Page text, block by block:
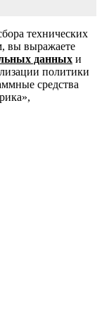
технических
вы выражаете
данных и
политики
средства